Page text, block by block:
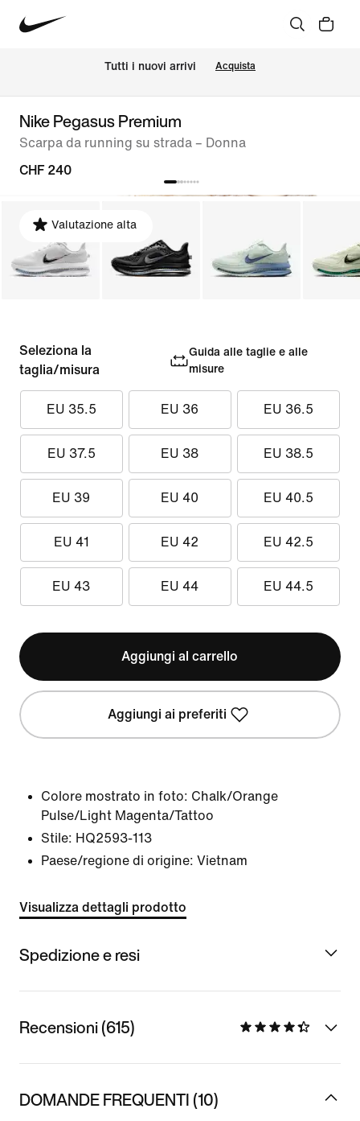
Tutti i nuovi arrivi Acquista
Nike Pegasus Premium
Scarpa da running su strada – Donna
CHF 240
Valutazione alta
Seleziona la
taglia/misura
Guida alle taglie e alle
misure
EU 35.5 EU 36 EU 36.5
EU 37.5 EU 38 EU 38.5
EU 39 EU 40 EU 40.5
EU 41 EU 42 EU 42.5
EU 43 EU 44 EU 44.5
Aggiungi al carrello
Aggiungi ai preferiti
Colore mostrato in foto: Chalk/Orange
Pulse/Light Magenta/Tattoo
Stile: HQ2593-113
Paese/regione di origine: Vietnam
Visualizza dettagli prodotto
Spedizione e resi
Recensioni (615)
DOMANDE FREQUENTI (10)